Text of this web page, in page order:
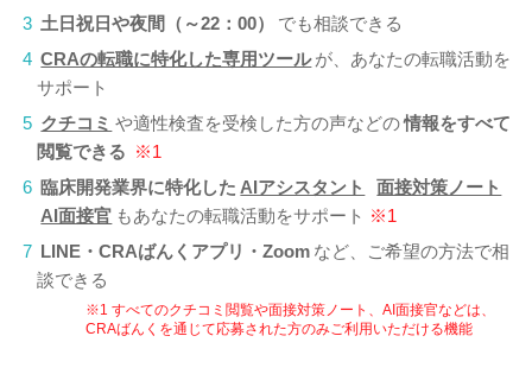
3 土日祝日や夜間（～22：00）
でも相談できる
4 CRAの転職に特化した専用ツール が、あなたの転職活動を
サポート
5 クチコミ や適性検査を受検した方の声などの情報をすべて
閲覧できる ※1
6 臨床開発業界に特化した AIアシスタント
面接対策ノート
AI面接官 もあなたの転職活動をサポート ※1
7 LINE・CRAばんくアプリ・Zoom など、ご希望の方法で相
談できる
※1 すべてのクチコミ閲覧や面接対策ノート、AI面接官などは、
CRAばんくを通じて応募された方のみご利用いただける機能